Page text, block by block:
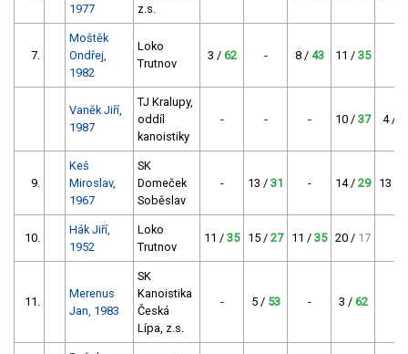
1977
z.s.
7.
Moštěk
Ondřej,
1982
Loko
Trutnov
3 / 62 - 8 / 43 11 / 35
Vaněk Jiří,
1987
TJ Kralupy,
oddíl
kanoistiky
- - - 10 / 37 4 /
9.
Keš
Miroslav,
1967
SK
Domeček
Soběslav
- 13 / 31 - 14 / 29 13 /
10.
Hák Jiří,
1952
Loko
Trutnov
11 / 35 15 / 27 11 / 35 20 / 17
11.
Merenus
Jan, 1983
SK
Kanoistika
Česká
Lípa, z.s.
- 5 / 53 - 3 / 62